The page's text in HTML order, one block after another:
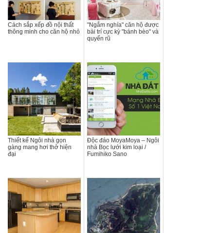
Cách sắp xếp đồ nội thất
thông minh cho căn hộ nhỏ
"Ngắm nghía" căn hộ được
bài trí cực kỳ "bánh bèo" và
quyến rũ
Thiết kế Ngôi nhà gọn
gàng mang hơi thở hiện
đại
Độc đáo MoyaMoya – Ngôi
nhà Bọc lưới kim loại /
Fumihiko Sano